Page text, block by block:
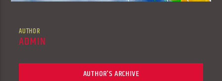
AUTHOR
ADMIN
AUTHOR'S ARCHIVE